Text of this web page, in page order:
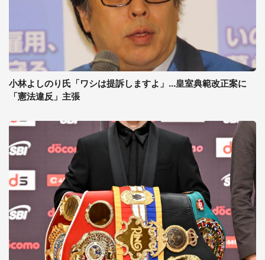
小林よしのり氏「ワシは提訴しますよ」...皇室典範改正案に
「憲法違反」主張